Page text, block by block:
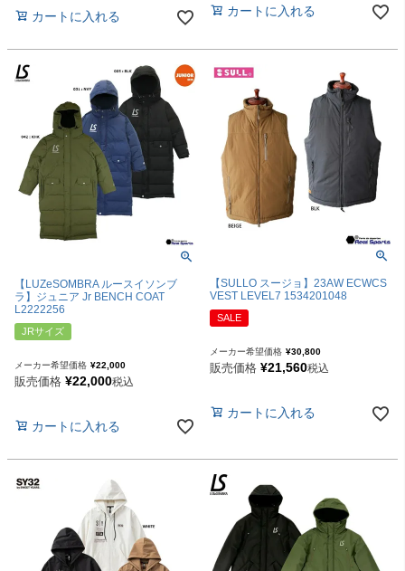
カートに入れる カートに入れる
【LUZeSOMBRA ルースイソンブ
ラ】ジュニア Jr BENCH COAT
L2222256
JRサイズ
メーカー希望価格 ¥22,000
販売価格 ¥22,000税込
カートに入れる
【SULLO スージョ】23AW ECWCS
VEST LEVEL7 1534201048
SALE
メーカー希望価格 ¥30,800
販売価格 ¥21,560税込
カートに入れる